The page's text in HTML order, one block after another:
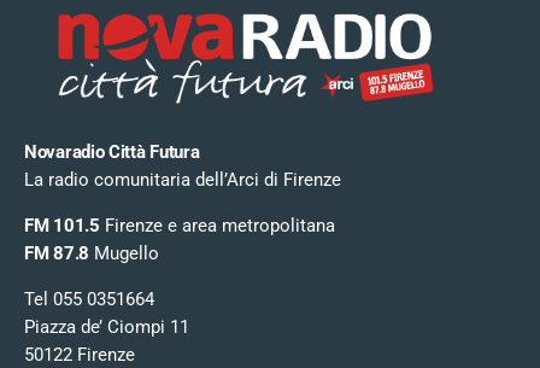
Novaradio Città Futura
La radio comunitaria dell’Arci di Firenze
FM 101.5 Firenze e area metropolitana
FM 87.8 Mugello
Tel 055 0351664
Piazza de’ Ciompi 11
50122 Firenze